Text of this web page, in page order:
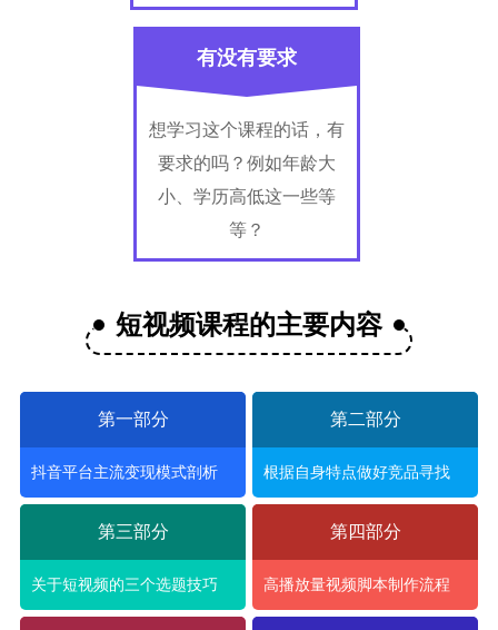
有没有要求
想学习这个课程的话，有
要求的吗？例如年龄大
小、学历高低这一些等
等？
短视频课程的主要内容
第一部分
抖音平台主流变现模式剖析
第二部分
根据自身特点做好竞品寻找
第三部分
关于短视频的三个选题技巧
第四部分
高播放量视频脚本制作流程